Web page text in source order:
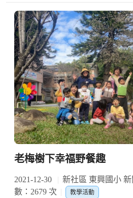
老梅樹下幸福野餐趣
2021-12-30 新社區 東興國小
數：2679 次
教學活動